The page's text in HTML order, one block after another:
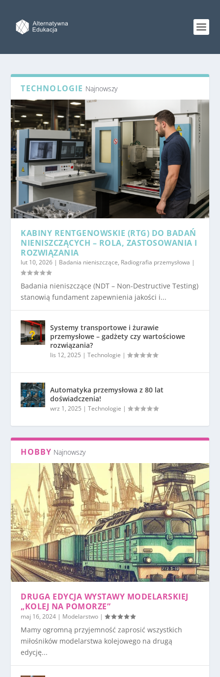
TECHNOLOGIE Najnowszy
KABINY RENTGENOWSKIE (RTG) DO BADAŃ
NIENISZCZĄCYCH – ROLA, ZASTOSOWANIA I
ROZWIĄZANIA
lut 10, 2026 | Badania nieniszczące, Radiografia przemysłowa |
Badania nieniszczące (NDT – Non-Destructive Testing)
stanowią fundament zapewnienia jakości i...
Systemy transportowe i żurawie
przemysłowe – gadżety czy wartościowe
rozwiązania?
lis 12, 2025 |Technologie |
Automatyka przemysłowa z 80 lat
doświadczenia!
wrz 1, 2025 |Technologie |
HOBBY Najnowszy
DRUGA EDYCJA WYSTAWY MODELARSKIEJ
„KOLEJ NA POMORZE”
maj 16, 2024 | Modelarstwo |
Mamy ogromną przyjemność zaprosić wszystkich
miłośników modelarstwa kolejowego na drugą
edycję...